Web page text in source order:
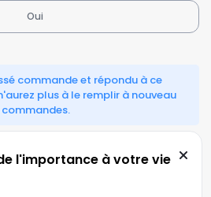
Oui
commande et répondu à ce
plus à le remplir à nouveau
l'importance à votre vie